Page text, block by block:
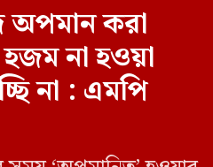
অপমান করা
না হওয়া
না : এমপি